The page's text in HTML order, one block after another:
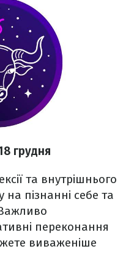
грудня
та внутрішнього
на пізнанні себе та
переконання
виваженіше